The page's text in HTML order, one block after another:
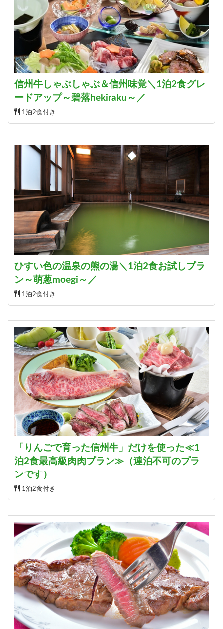
信州牛しゃぶしゃぶ＆信州味覚＼1泊2食グレ
ードアップ～碧落hekiraku～／
1泊2食付き
ひすい色の温泉の熊の湯＼1泊2食お試しプラ
ン～萌葱moegi～／
1泊2食付き
「りんごで育った信州牛」だけを使った≪1
泊2食最高級肉肉プラン≫（連泊不可のプラ
ンです）
1泊2食付き